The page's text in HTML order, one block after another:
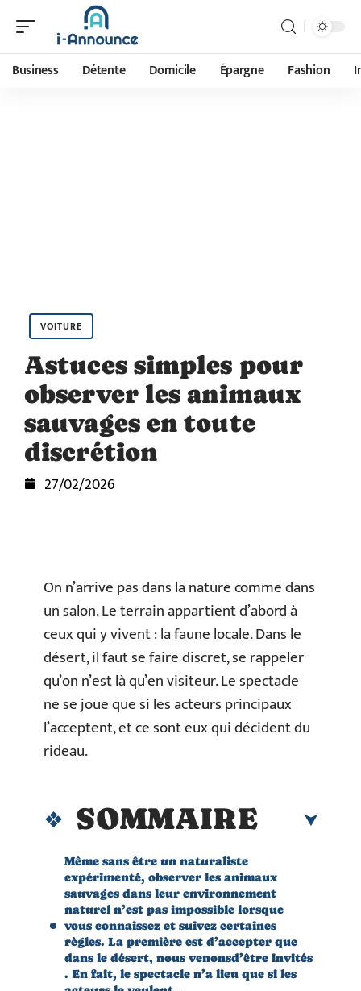
Business Détente Domicile Épargne Fashion
VOITURE
Astuces simples pour
observer les animaux
sauvages en toute
discrétion
27/02/2026
On n’arrive pas dans la nature comme dans
un salon. Le terrain appartient d’abord à
ceux qui y vivent : la faune locale. Dans le
désert, il faut se faire discret, se rappeler
qu’on n’est là qu’en visiteur. Le spectacle
ne se joue que si les acteurs principaux
l’acceptent, et ce sont eux qui décident du
rideau.
SOMMAIRE
Même sans être un naturaliste
expérimenté, observer les animaux
sauvages dans leur environnement
naturel n’est pas impossible lorsque
vous connaissez et suivez certaines
règles. La première est d’accepter que
dans le désert, nous venonsd’être invités
. En fait, le spectacle n’a lieu que si les